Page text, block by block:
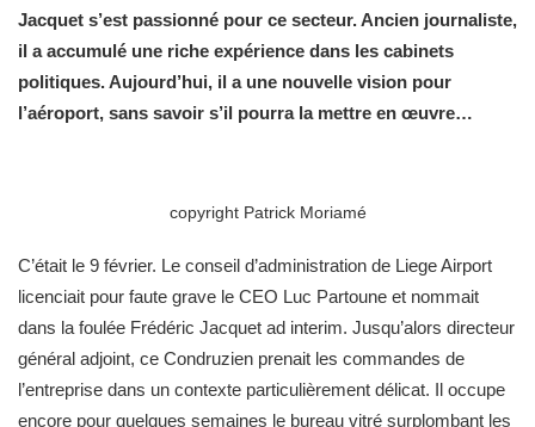
Jacquet s’est passionné pour ce secteur. Ancien journaliste,
il a accumulé une riche expérience dans les cabinets
politiques. Aujourd’hui, il a une nouvelle vision pour
l’aéroport, sans savoir s’il pourra la mettre en œuvre…
copyright Patrick Moriamé
C’était le 9 février. Le conseil d’administration de Liege Airport
licenciait pour faute grave le CEO Luc Partoune et nommait
dans la foulée Frédéric Jacquet ad interim. Jusqu’alors directeur
général adjoint, ce Condruzien prenait les commandes de
l’entreprise dans un contexte particulièrement délicat. Il occupe
encore pour quelques semaines le bureau vitré surplombant les